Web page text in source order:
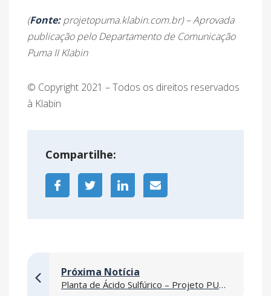
(Fonte:projetopuma.klabin.com.br) –Aprovada
publicação pelo Departamento de Comunicação
Puma II Klabin
© Copyright 2021 – Todos os direitos reservados
à Klabin
Compartilhe:
Próxima Notícia
Planta de Ácido Sulfúrico – Projeto PUMA II